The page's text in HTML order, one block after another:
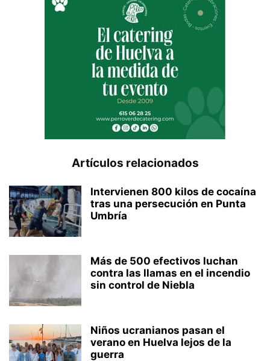
Artículos relacionados
Intervienen 800 kilos de cocaína
tras una persecución en Punta
Umbría
Más de 500 efectivos luchan
contra las llamas en el incendio
sin control de Niebla
Niños ucranianos pasan el
verano en Huelva lejos de la
guerra